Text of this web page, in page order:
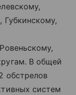
Губкинскому,
В общей
обстрелов
систем